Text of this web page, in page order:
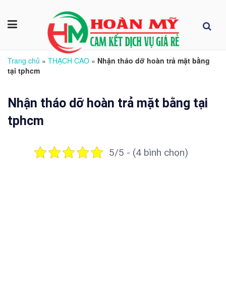
Trang chủ » THẠCH CAO » Nhận tháo dỡ hoàn trả mặt bằng
tại tphcm
Nhận tháo dỡ hoàn trả mặt bằng tại
tphcm
5/5 - (4 bình chọn)